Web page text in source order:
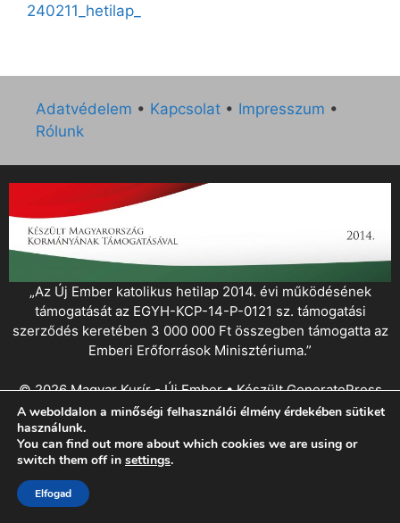
240211_hetilap_
Adatvédelem • Kapcsolat • Impresszum •
Rólunk
„Az Új Ember katolikus hetilap 2014. évi működésének
támogatását az EGYH-KCP-14-P-0121 sz. támogatási
szerződés keretében 3 000 000 Ft összegben támogatta az
Emberi Erőforrások Minisztériuma.”
© 2026 Magyar Kurír - Új Ember• KészültGeneratePress
A weboldalon a minőségi felhasználói élmény érdekében sütiket
használunk.
You can find out more about which cookies we are using or
switch them off in settings.
Elfogad